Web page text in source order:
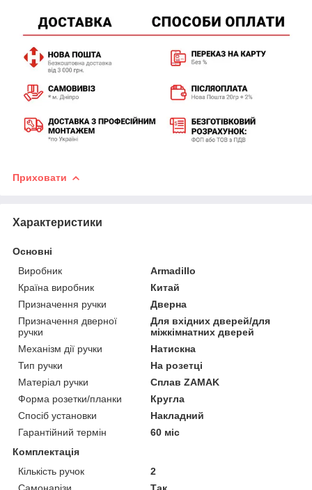
Приховати
Характеристики
Основні
Виробник
Armadillo
Країна виробник
Китай
Призначення ручки
Дверна
Призначення дверної
ручки
Для вхідних дверей/для
міжкімнатних дверей
Механізм дії ручки
Натискна
Тип ручки
На розетці
Матеріал ручки
Сплав ZAMAK
Форма розетки/планки
Кругла
Спосіб установки
Накладний
Гарантійний термін
60 міс
Комплектація
Кількість ручок
2
Самонарізи
Так